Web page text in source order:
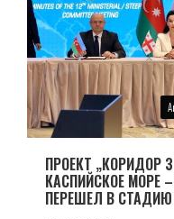
ПРОЕКТ „КОРИДОР
КАСПИЙСКОЕ МОРЕ
ПЕРЕШЕЛ В